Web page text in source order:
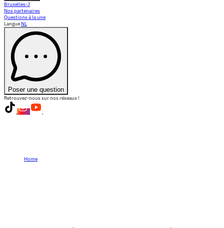
Bruxelles-J
Nos partenaires
Questions à la une
Langue NL
Poser une question
Retrouvez-nous sur nos réseaux !
Home